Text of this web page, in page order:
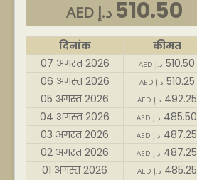
AED د.إ 510.50
दिनांक कीमत
07 अगस्त 2026
AED د.إ 510.50
06 अगस्त 2026
AED د.إ 510.25
05 अगस्त 2026
AED د.إ 492.25
04 अगस्त 2026
AED د.إ 485.50
03 अगस्त 2026
AED د.إ 487.25
02 अगस्त 2026
AED د.إ 487.25
01 अगस्त 2026
AED د.إ 485.25